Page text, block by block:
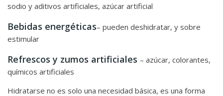
sodio y aditivos artificiales, azúcar artificial
Bebidas energéticas– pueden deshidratar, y sobre
estimular
Refrescos y zumos artificiales – azúcar, colorantes,
químicos artificiales
Hidratarse no es solo una necesidad básica, es una forma